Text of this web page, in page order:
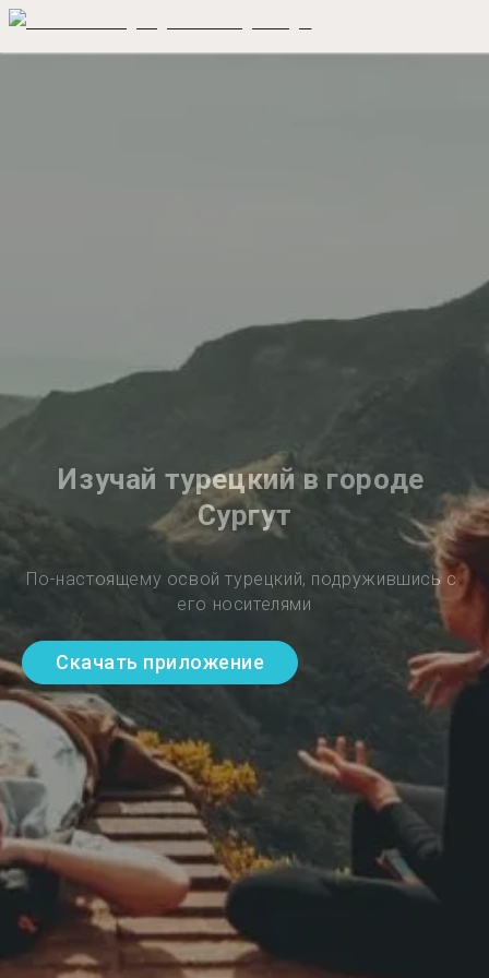
Изучай турецкий в городе
Сургут
По-настоящему освой турецкий, подружившись с
его носителями
Скачать приложение